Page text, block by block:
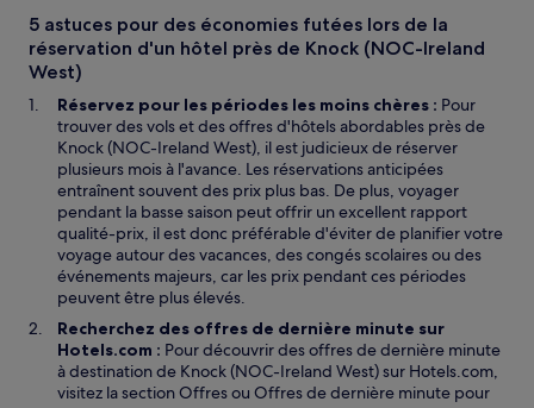
5 astuces pour des économies futées lors de la
réservation d'un hôtel près de Knock (NOC-Ireland
West)
Réservez pour les périodes les moins chères : Pour
trouver des vols et des offres d'hôtels abordables près de
Knock (NOC-Ireland West), il est judicieux de réserver
plusieurs mois à l'avance. Les réservations anticipées
entraînent souvent des prix plus bas. De plus, voyager
pendant la basse saison peut offrir un excellent rapport
qualité-prix, il est donc préférable d'éviter de planifier votre
voyage autour des vacances, des congés scolaires ou des
événements majeurs, car les prix pendant ces périodes
peuvent être plus élevés.
Recherchez des offres de dernière minute sur
Hotels.com : Pour découvrir des offres de dernière minute
à destination de Knock (NOC-Ireland West) sur Hotels.com,
visitez la section Offres ou Offres de dernière minute pour